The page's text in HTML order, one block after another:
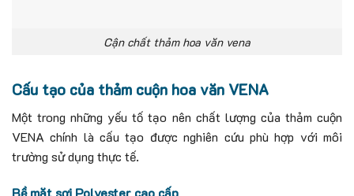
Cận chất thảm hoa văn vena
Cấu tạo của thảm cuộn hoa văn VENA
Một trong những yếu tố tạo nên chất lượng của thảm cuộn
VENA chính là cấu tạo được nghiên cứu phù hợp với môi
trường sử dụng thực tế.
Bề mặt sợi Polyester cao cấp